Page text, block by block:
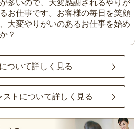
多いので、大変感謝されるやりが
お仕事です。お客様の毎日を笑顔
大変やりがいのあるお仕事を始め
？
ついて詳しく見る
ストについて詳しく見る